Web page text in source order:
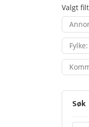
Valgt
Fylke:
Søk